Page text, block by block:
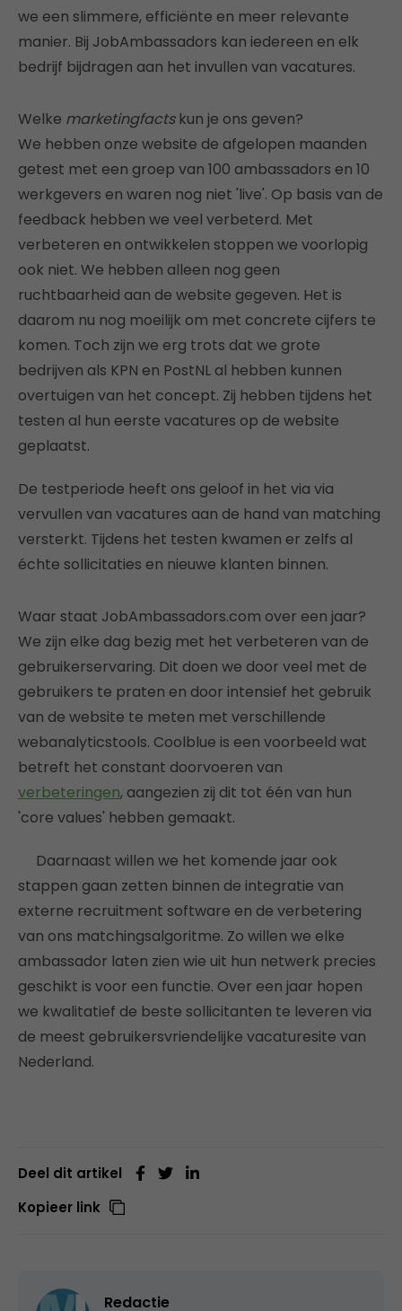
we een slimmere, efficiënte en meer relevante
manier. Bij JobAmbassadors kan iedereen en elk
bedrijf bijdragen aan het invullen van vacatures.
Welke marketingfactskun je ons geven?
We hebben onze website de afgelopen maanden
getest met een groep van 100 ambassadors en 10
werkgevers en waren nog niet 'live'. Op basis van de
feedback hebben we veel verbeterd. Met
verbeteren en ontwikkelen stoppen we voorlopig
ook niet. We hebben alleen nog geen
ruchtbaarheid aan de website gegeven. Het is
daarom nu nog moeilijk om met concrete cijfers te
komen. Toch zijn we erg trots dat we grote
bedrijven als KPN en PostNL al hebben kunnen
overtuigen van het concept. Zij hebben tijdens het
testen al hun eerste vacatures op de website
geplaatst.
De testperiode heeft ons geloof in het via via
vervullen van vacatures aan de hand van matching
versterkt. Tijdens het testen kwamen er zelfs al
échte sollicitaties en nieuwe klanten binnen.
Waar staat JobAmbassadors.com over een jaar?
We zijn elke dag bezig met het verbeteren van de
gebruikerservaring. Dit doen we door veel met de
gebruikers te praten en door intensief het gebruik
van de website te meten met verschillende
webanalyticstools. Coolblue is een voorbeeld wat
betreft het constant doorvoeren van
verbeteringen, aangezien zij dit tot één van hun
'core values' hebben gemaakt.
Daarnaast willen we het komende jaar ook
stappen gaan zetten binnen de integratie van
externe recruitment software en de verbetering
van ons matchingsalgoritme. Zo willen we elke
ambassador laten zien wie uit hun netwerk precies
geschikt is voor een functie. Over een jaar hopen
we kwalitatief de beste sollicitanten te leveren via
de meest gebruikersvriendelijke vacaturesite van
Nederland.
Deel dit artikel
Kopieer link
Redactie